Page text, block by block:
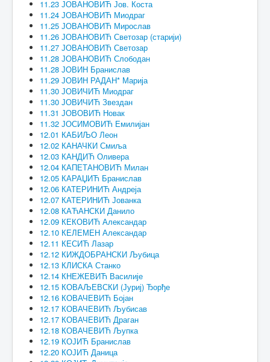
11.23 ЈОВАНОВИЋ Јов. Коста
11.24 ЈОВАНОВИЋ Миодраг
11.25 ЈОВАНОВИЋ Мирослав
11.26 ЈОВАНОВИЋ Светозар (старији)
11.27 ЈОВАНОВИЋ Светозар
11.28 ЈОВАНОВИЋ Слободан
11.28 ЈОВИН Бранислав
11.29 ЈОВИН РАДАН* Марија
11.30 ЈОВИЧИЋ Миодраг
11.30 ЈОВИЧИЋ Звездан
11.31 ЈОВОВИЋ Новак
11.32 ЈОСИМОВИЋ Емилијан
12.01 КАБИЉО Леон
12.02 КАНАЧКИ Смиља
12.03 КАНДИЋ Оливера
12.04 КАПЕТАНОВИЋ Милан
12.05 КАРАЏИЋ Бранислав
12.06 КАТЕРИНИЋ Андреја
12.07 КАТЕРИНИЋ Јованка
12.08 КАЋАНСКИ Данило
12.09 КЕКОВИЋ Александар
12.10 КЕЛЕМЕН Александар
12.11 КЕСИЋ Лазар
12.12 КИЖДОБРАНСКИ Љубица
12.13 КЛИСКА Станко
12.14 КНЕЖЕВИЋ Василије
12.15 КОВАЉЕВСКИ (Јуриј) Ђорђе
12.16 КОВАЧЕВИЋ Бојан
12.17 КОВАЧЕВИЋ Љубисав
12.17 КОВАЧЕВИЋ Драган
12.18 КОВАЧЕВИЋ Љупка
12.19 КОЈИЋ Бранислав
12.20 КОЈИЋ Даница